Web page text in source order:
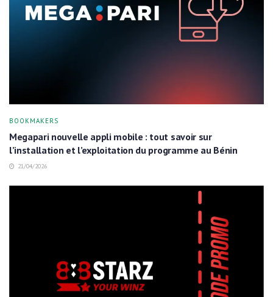
BOOKMAKERS
Megapari nouvelle appli mobile : tout savoir sur
l’installation et l’exploitation du programme au Bénin
21/04/2026